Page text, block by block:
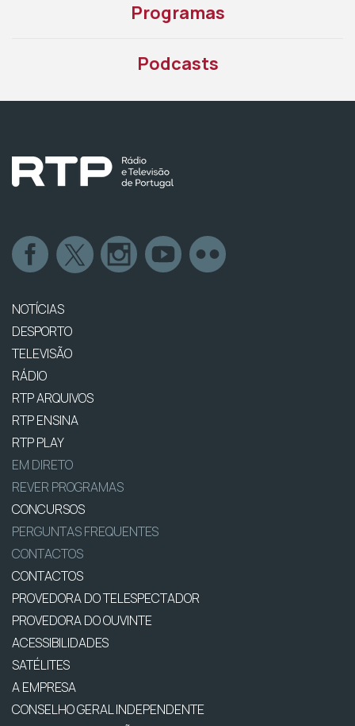
Programas
Podcasts
NOTÍCIAS
DESPORTO
TELEVISÃO
RÁDIO
RTP ARQUIVOS
RTP ENSINA
RTP PLAY
EM DIRETO
REVER PROGRAMAS
CONCURSOS
PERGUNTAS FREQUENTES
CONTACTOS
CONTACTOS
PROVEDORA DO TELESPECTADOR
PROVEDORA DO OUVINTE
ACESSIBILIDADES
SATÉLITES
A EMPRESA
CONSELHO GERAL INDEPENDENTE